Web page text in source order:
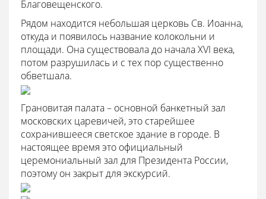
Благовещенского.
Рядом находится небольшая церковь Св. Иоанна,
откуда и появилось название колокольни и
площади. Она существовала до начала XVI века,
потом разрушилась и с тех пор существенно
обветшала.
Грановитая палата – основной банкетный зал
московских царевичей, это старейшее
сохранившееся светское здание в городе. В
настоящее время это официальный
церемониальный зал для Президента России,
поэтому он закрыт для экскурсий.